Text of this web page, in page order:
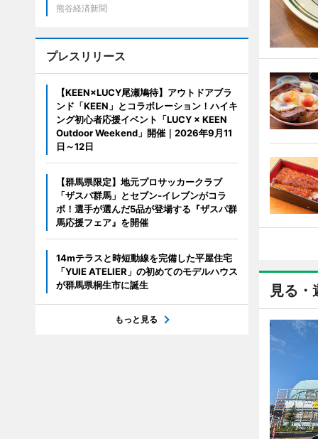
見る・
熊谷経済新聞
プレスリリース
【KEEN×LUCY尾瀬鳩待】アウトドアブラ
ンド「KEEN」とコラボレーション！ハイキ
ング初心者応援イベント「LUCY × KEEN
Outdoor Weekend」開催｜2026年9月11
日～12日
【群馬県限定】地元プロサッカークラブ
「ザスパ群馬」とセブン‐イレブンがコラ
ボ！選手が選んだ5品が登場する『ザスパ群
馬応援フェア』を開催
14mテラスと時短動線を完備した平屋住宅
「YUIE ATELIER」の初めてのモデルハウス
が群馬県桐生市に誕生
もっと見る